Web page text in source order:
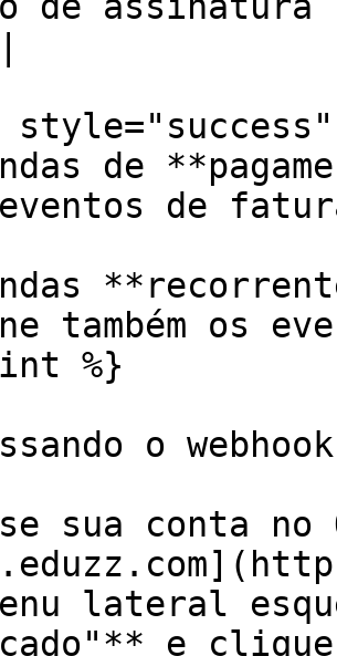
de
de
também os
%}
o
sua conta no
lateral
e